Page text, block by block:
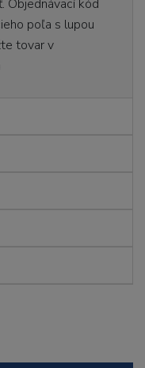
Objednávací kód
poľa s lupou
tovar v